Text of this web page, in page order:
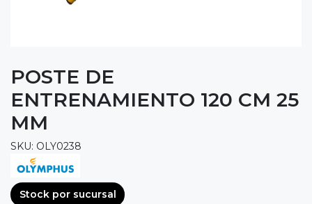
POSTE DE
ENTRENAMIENTO 120 CM 25
MM
SKU: OLY0238
Stock por sucursal